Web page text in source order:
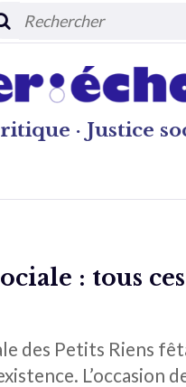
· Justice
: tous
des Petits Riens
L’occasion